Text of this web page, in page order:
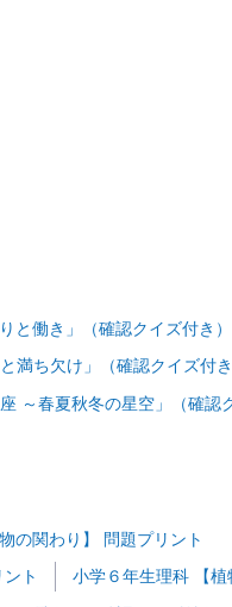
と働き」（確認クイズ付き）
満ち欠け」（確認クイズ付き
～春夏秋冬の星空」（確認
の関わり】 問題プリント
ト
小学６年生理科 【